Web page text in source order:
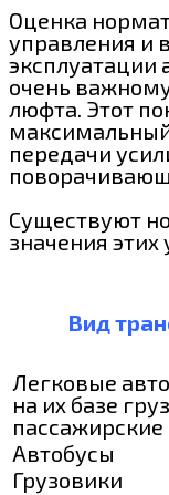
Оценка
управления и
эксплуатации
очень
люфта. Этот
передачи
Существуют
значения этих
Вид
Легковые
на их базе
пассажирские
Автобусы
Грузовики